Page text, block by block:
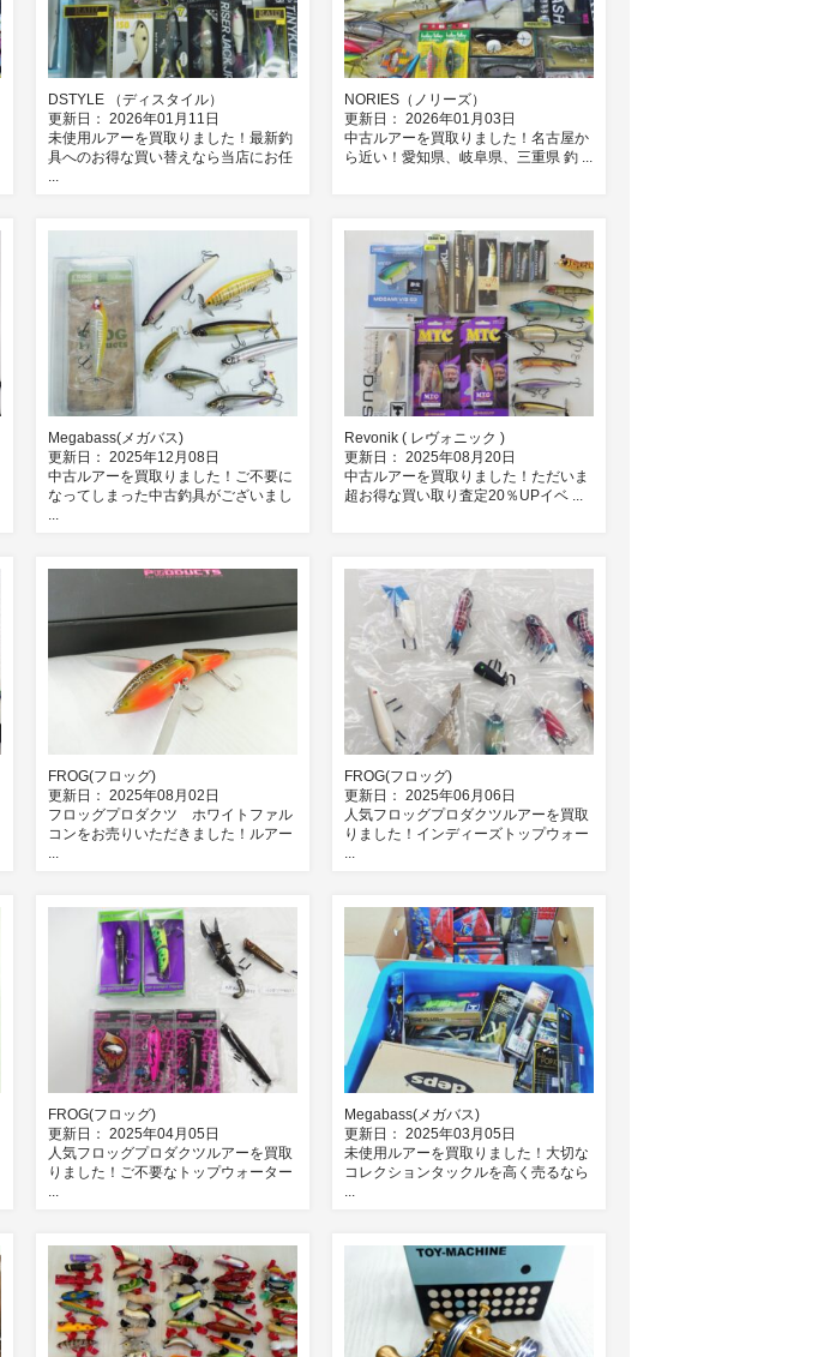
DSTYLE （ディスタイル）
更新日： 2026年01月11日
未使用ルアーを買取りました！最新釣
具へのお得な買い替えなら当店にお任
...
NORIES（ノリーズ）
更新日： 2026年01月03日
中古ルアーを買取りました！名古屋か
ら近い！愛知県、岐阜県、三重県 釣 ...
Megabass(メガバス)
更新日： 2025年12月08日
中古ルアーを買取りました！ご不要に
なってしまった中古釣具がございまし
...
Revonik ( レヴォニック )
更新日： 2025年08月20日
中古ルアーを買取りました！ただいま
超お得な買い取り査定20％UPイベ ...
FROG(フロッグ)
更新日： 2025年08月02日
フロッグプロダクツ ホワイトファル
コンをお売りいただきました！ルアー
...
FROG(フロッグ)
更新日： 2025年06月06日
人気フロッグプロダクツルアーを買取
りました！インディーズトップウォー
...
FROG(フロッグ)
更新日： 2025年04月05日
人気フロッグプロダクツルアーを買取
りました！ご不要なトップウォーター
...
Megabass(メガバス)
更新日： 2025年03月05日
未使用ルアーを買取りました！大切な
コレクションタックルを高く売るなら
...